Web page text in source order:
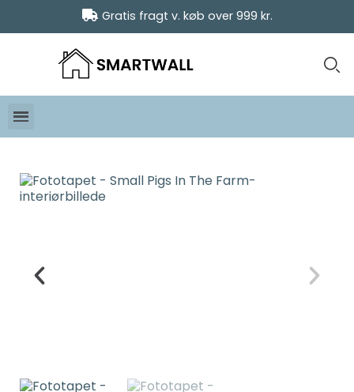
Gratis fragt v. køb over 999 kr.